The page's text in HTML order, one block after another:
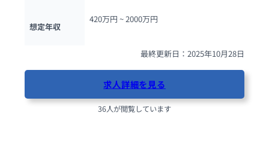
想定年収
420万円 ~ 2000万円
最終更新日：2025年10月28日
求人詳細を見る
36人が閲覧しています